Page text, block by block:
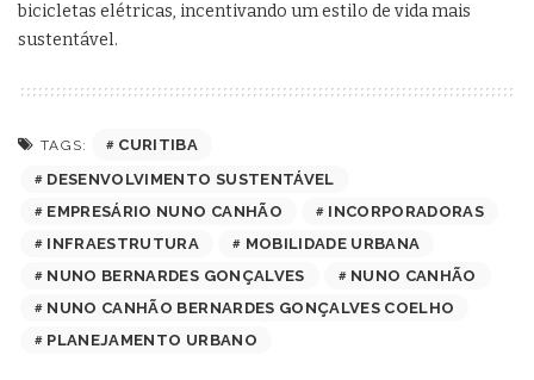
bicicletas elétricas, incentivando um estilo de vida mais
sustentável.
TAGS:
CURITIBA
DESENVOLVIMENTO SUSTENTÁVEL
EMPRESÁRIO NUNO CANHÃO
INCORPORADORAS
INFRAESTRUTURA
MOBILIDADE URBANA
NUNO BERNARDES GONÇALVES
NUNO CANHÃO
NUNO CANHÃO BERNARDES GONÇALVES COELHO
PLANEJAMENTO URBANO